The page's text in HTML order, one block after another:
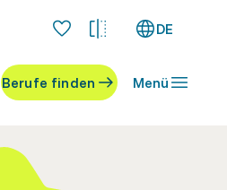
DE
Berufe finden Menü